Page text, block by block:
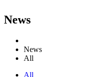
News
News
All
All